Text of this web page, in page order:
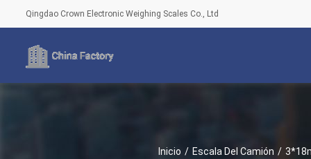
Qingdao Crown Electronic Weighing Scales Co., Ltd
Inicio / Escala Del Camión /